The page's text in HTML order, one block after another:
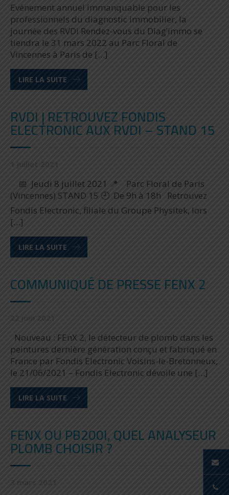
Evénement annuel immanquable pour les
professionnels du diagnostic immobilier, la
journée des RVDi Rendez-vous du Diag’immo se
tiendra le 31 mars 2022 au Parc Floral de
Vincennes à Paris de […]
LIRE LA SUITE
RVDI | RETROUVEZ FONDIS
ELECTRONIC AUX RVDI – STAND 15
📅 Jeudi 8 juillet 2021 📍 Parc Floral de Paris
(Vincennes) STAND 15 🕘 De 9h à 18h Retrouvez
Fondis Electronic, filiale du Groupe Physitek, lors
[…]
LIRE LA SUITE
COMMUNIQUÉ DE PRESSE FENX 2
Nouveau : FEnX 2, le détecteur de plomb dans les
peintures dernière génération conçu et fabriqué en
France par Fondis Electronic Voisins-le-Bretonneux,
le 21/06/2021 – Fondis Electronic dévoile une […]
LIRE LA SUITE
FENX OU PB200I, QUEL ANALYSEUR
PLOMB CHOISIR ?